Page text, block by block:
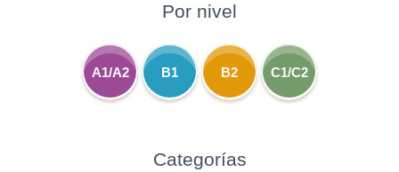
Por nivel
A1/A2 B1 B2 C1/C2
Categorías